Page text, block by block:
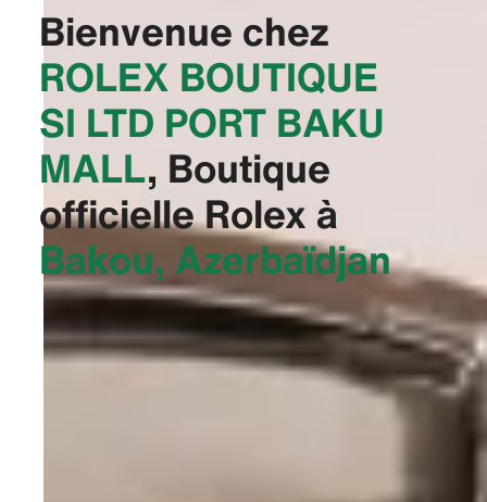
Bienvenue chez
‭ROLEX BOUTIQUE
SI LTD PORT BAKU
MALL‬, Boutique
officielle Rolex à
Bakou, Azerbaïdjan